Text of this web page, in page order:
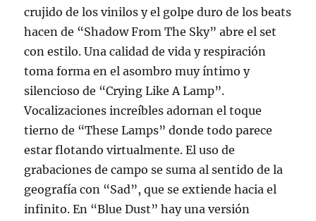
crujido de los vinilos y el golpe duro de los beats
hacen de “Shadow From The Sky” abre el set
con estilo. Una calidad de vida y respiración
toma forma en el asombro muy íntimo y
silencioso de “Crying Like A Lamp”.
Vocalizaciones increíbles adornan el toque
tierno de “These Lamps” donde todo parece
estar flotando virtualmente. El uso de
grabaciones de campo se suma al sentido de la
geografía con “Sad”, que se extiende hacia el
infinito. En “Blue Dust” hay una versión